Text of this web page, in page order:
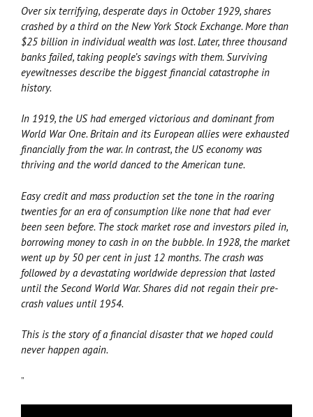
Over six terrifying, desperate days in October 1929, shares
crashed by a third on the New York Stock Exchange. More than
$25 billion in individual wealth was lost. Later, three thousand
banks failed, taking people’s savings with them. Surviving
eyewitnesses describe the biggest financial catastrophe in
history.
In 1919, the US had emerged victorious and dominant from
World War One. Britain and its European allies were exhausted
financially from the war. In contrast, the US economy was
thriving and the world danced to the American tune.
Easy credit and mass production set the tone in the roaring
twenties for an era of consumption like none that had ever
been seen before. The stock market rose and investors piled in,
borrowing money to cash in on the bubble. In 1928, the market
went up by 50 per cent in just 12 months. The crash was
followed by a devastating worldwide depression that lasted
until the Second World War. Shares did not regain their pre-
crash values until 1954.
This is the story of a financial disaster that we hoped could
never happen again.
”